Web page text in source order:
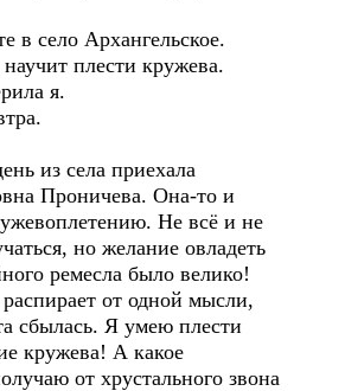
в село Архангельское.
плести кружева.
я.
из села приехала
Проничева. Она-то и
Не всё и не
но желание овладеть
ремесла было велико!
распирает от одной мысли,
сбылась. Я умею плести
кружева! А какое
от хрустального звона